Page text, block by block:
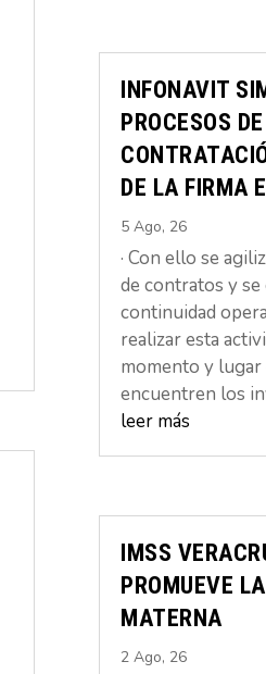
INFONAVIT
PROCESOS DE
DE LA FIRMA
5 Ago, 26
· Con ello se
de contratos y se
continuidad
realizar esta
momento y lugar
encuentren los
leer más
IMSS
PROMUEVE
MATERNA
2 Ago, 26